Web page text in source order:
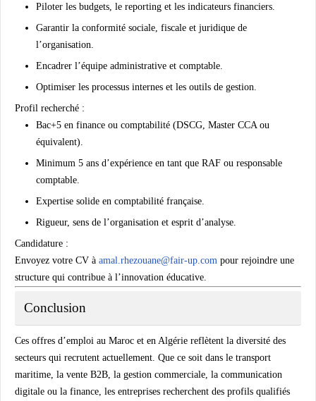
Piloter les budgets, le reporting et les indicateurs financiers.
Garantir la conformité sociale, fiscale et juridique de
l’organisation.
Encadrer l’équipe administrative et comptable.
Optimiser les processus internes et les outils de gestion.
Profil recherché :
Bac+5 en finance ou comptabilité (DSCG, Master CCA ou
équivalent).
Minimum 5 ans d’expérience en tant que RAF ou responsable
comptable.
Expertise solide en comptabilité française.
Rigueur, sens de l’organisation et esprit d’analyse.
Candidature :
Envoyez votre CV à amal.rhezouane@fair-up.com pour rejoindre une
structure qui contribue à l’innovation éducative.
Conclusion
Ces offres d’emploi au Maroc et en Algérie reflètent la diversité des
secteurs qui recrutent actuellement. Que ce soit dans le transport
maritime , la vente B2B , la gestion commerciale , la communication
digitale ou la finance , les entreprises recherchent des profils qualifiés